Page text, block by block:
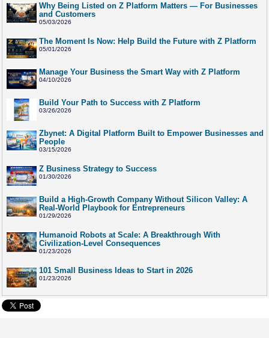
Why Being Listed on Z Platform Matters — For Businesses
and Customers
05/03/2026
The Moment Is Now: Help Build the Future with Z Platform
05/01/2026
Manage Your Business the Smart Way with Z Platform
04/10/2026
Build Your Path to Success with Z Platform
03/26/2026
Zbynet: A Digital Platform Built to Empower Businesses and
People
03/15/2026
Z Business Strategy to Success
01/30/2026
Build a High-Growth Company Without Silicon Valley: A
Real-World Playbook for Entrepreneurs
01/29/2026
Humanoid Robots at Scale: A Breakthrough With
Civilization-Level Consequences
01/23/2026
101 Small Business Ideas to Start in 2026
01/23/2026